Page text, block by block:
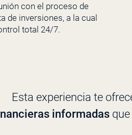
con el proceso de
de inversiones, a la cual
total 24/7.
Esta experiencia te
informadasque